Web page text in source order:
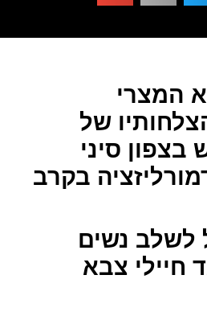
המצרי
של
בצפון סיני
בקרב
נשים
חיילי צבא